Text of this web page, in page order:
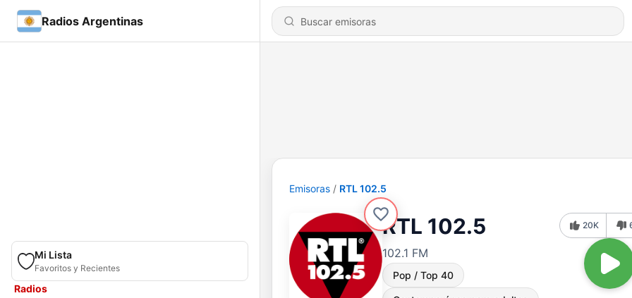
Radios Argentinas
Mi Lista
Favoritos y Recientes
Radios
Emisoras RTL 102.5
RTL 102.5
102.1 FM
Pop / Top 40
20K